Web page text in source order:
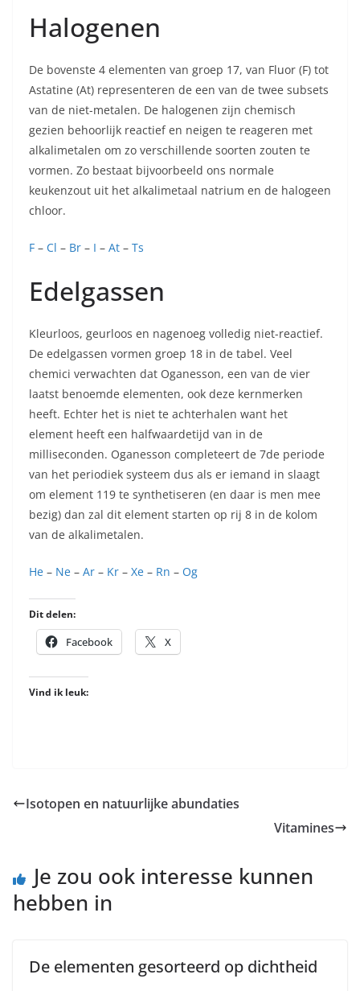
Halogenen
De bovenste 4 elementen van groep 17, van Fluor (F) tot
Astatine (At) representeren de een van de twee subsets
van de niet-metalen. De halogenen zijn chemisch
gezien behoorlijk reactief en neigen te reageren met
alkalimetalen om zo verschillende soorten zouten te
vormen. Zo bestaat bijvoorbeeld ons normale
keukenzout uit het alkalimetaal natrium en de halogeen
chloor.
F – Cl – Br – I – At – Ts
Edelgassen
Kleurloos, geurloos en nagenoeg volledig niet-reactief.
De edelgassen vormen groep 18 in de tabel. Veel
chemici verwachten dat Oganesson, een van de vier
laatst benoemde elementen, ook deze kernmerken
heeft. Echter het is niet te achterhalen want het
element heeft een halfwaardetijd van in de
milliseconden. Oganesson completeert de 7de periode
van het periodiek systeem dus als er iemand in slaagt
om element 119 te synthetiseren (en daar is men mee
bezig) dan zal dit element starten op rij 8 in de kolom
van de alkalimetalen.
He – Ne – Ar – Kr – Xe – Rn – Og
Dit delen:
Facebook X
Vind ik leuk:
Isotopen en natuurlijke abundaties
Vitamines
Je zou ook interesse kunnen
hebben in
De elementen gesorteerd op dichtheid